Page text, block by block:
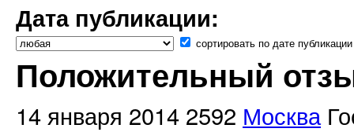
Дата публикации:
сортировать по дате публикации
Положительный
14 января 2014 2592 Москва